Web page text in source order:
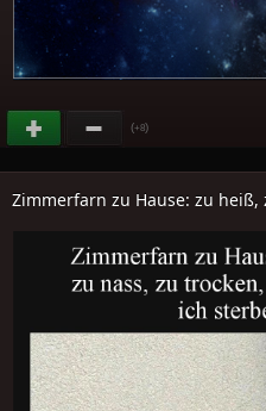
(+8)
Zimmerfarn zu Hause: zu heiß,